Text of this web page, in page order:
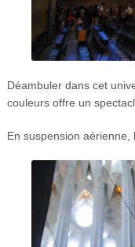
Déambuler dans cet
couleurs offre un
En suspension